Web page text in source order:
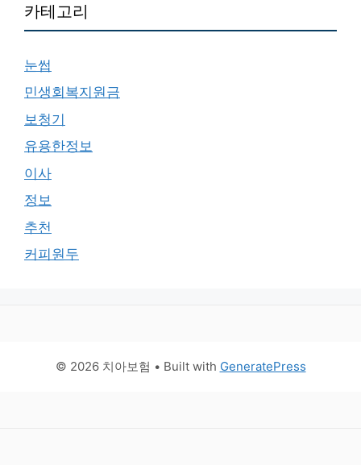
카테고리
눈썹
민생회복지원금
보청기
유용한정보
이사
정보
추천
커피원두
© 2026 치아보험 • Built with GeneratePress